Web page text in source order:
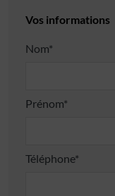
Vos informations
Nom*
Prénom*
Téléphone*